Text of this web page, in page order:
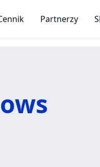
Partnerzy